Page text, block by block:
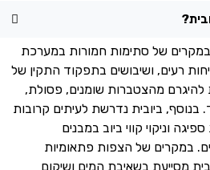
במקרים של סתימות חמורות במערכת
רעים, ושיבושים בתפקוד התקין של
להיגרם מהצטברות שומנים, פסולת,
ביובית נדרשת לעיתים קרובות
וניקוי קווי ביוב במבנים
במקרים של הצפות פתאומיות
מסייעת בשאיבת המים ושיקום